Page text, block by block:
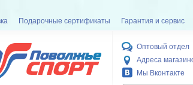
Подарочные сертификаты Гарантия и сервис
Оптовый отдел
Адреса
Мы Вконтакте